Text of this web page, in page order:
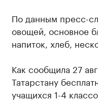
По данным пресс-
овощей, основное
напиток, хлеб,
Как сообщила 27
Татарстану
учащихся 1-4